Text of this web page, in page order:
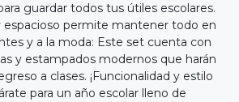
guardar todos tus útiles escolares.
espacioso permite mantener todo en
y a la moda: Este set cuenta con
y estampados modernos que harán
a clases. ¡Funcionalidad y estilo
para un año escolar lleno de